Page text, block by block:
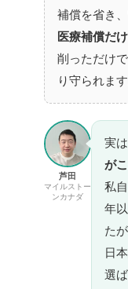
補償を省き
医療補償だけ
削っただけ
り守られます
芦田
マイルストー
ンカナダ
実
が
私
年
た
日
選